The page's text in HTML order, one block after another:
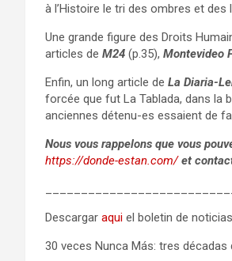
à l’Histoire le tri des ombres et des
Une grande figure des Droits
articles de M24 (p.35), Montevideo
Enfin, un long article de La Diaria-
forcée que fut La Tablada, dans la
anciennes détenu-es essaient de
Nous vous rappelons que vous
https://donde-estan.com/et
Descargar aqui el boletin de
30 veces Nunca Más: tres décadas